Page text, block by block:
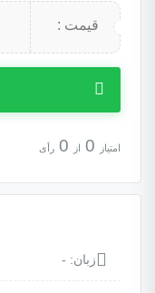
قیمت :
امتیاز 0 از 0 رأی
زبان: -